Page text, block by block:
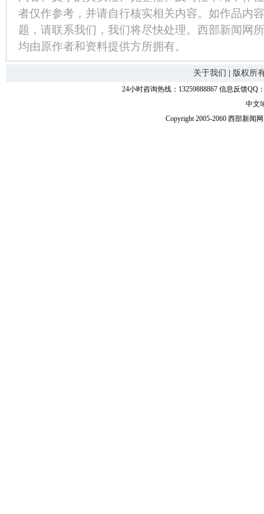
者仅作参考，并请自行核实相关内容。如作品内
题，请联系我们，我们将尽快处理。西部新闻网
均由原作者和资料提供方所拥有。
关于我们 版权所
24小时咨询热线：13259888867 信息反馈QQ
中文
Copyright 2005-2060 西部新闻